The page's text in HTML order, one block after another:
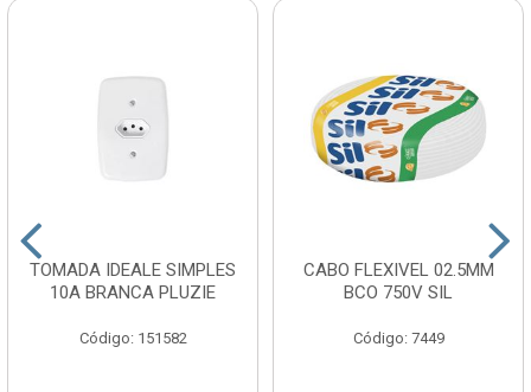
TOMADA IDEALE SIMPLES
10A BRANCA PLUZIE
Código: 151582
CABO FLEXIVEL 02.5MM
BCO 750V SIL
Código: 7449